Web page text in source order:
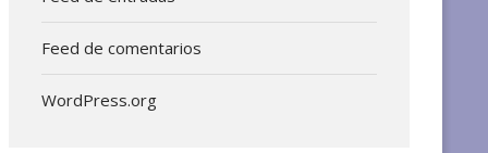
Feed de comentarios
WordPress.org